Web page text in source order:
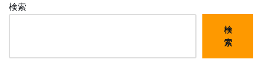
検索
検
索